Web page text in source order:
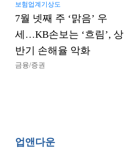
보험업계기상도
7월 넷째 주 ‘맑음’ 우
세…KB손보는 ‘흐림’, 상
반기 손해율 악화
금융/증권
업앤다운